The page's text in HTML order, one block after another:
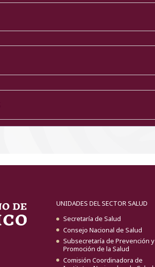
UNIDADES DEL SECTOR SALUD
Secretaría de Salud
Consejo Nacional de Salud
Subsecretaría de Prevención y
Promoción de la Salud
Comisión Coordinadora de